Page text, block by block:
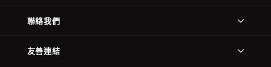
聯絡我們
友善連結